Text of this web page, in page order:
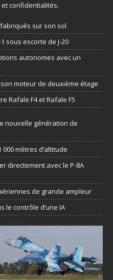
et confidentialités.
fabriqués sur son sol
sous escorte de J-20
autonomes avec un
moteur de deuxième étage
Rafale F4 et Rafale F5
nouvelle génération de
000 mètres d’altitude
directement avec le P-8A
de grande ampleur
le contrôle d’une IA